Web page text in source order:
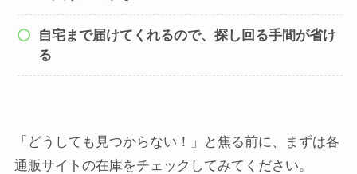
自宅まで届けてくれるので、探し回る手間が省け
る
「どうしても見つからない！」と焦る前に、まずは各
通販サイトの在庫をチェックしてみてください。